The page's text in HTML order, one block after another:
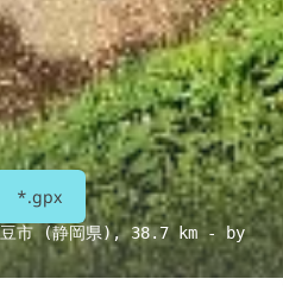
*.gpx
市 (静岡県), 38.7 km - by